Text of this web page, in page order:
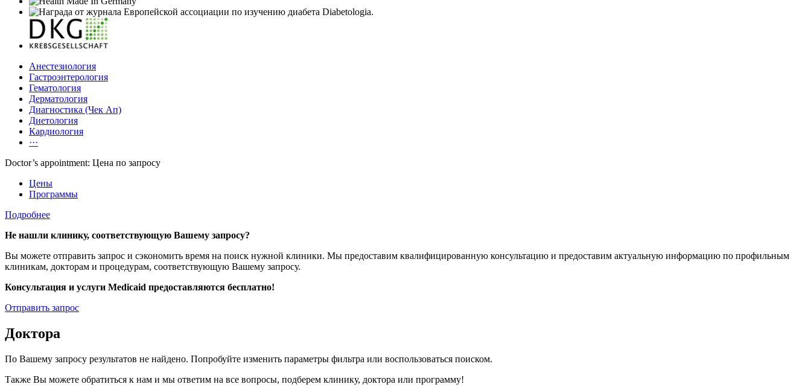
Анестезиология
Гастроэнтерология
Гематология
Дерматология
Диагностика (Чек Ап)
Диетология
Кардиология
···
Doctor’s appointment: Цена по запросу
Цены
Программы
Подробнее
Не нашли клинику, соответствующую Вашему запросу?
Вы можете отправить запрос и сэкономить время на поиск нужной клиники. Мы предоставим квалифицированную консультацию и предоставим актуальную информацию по профильным
клиникам, докторам и процедурам, соответствующую Вашему запросу.
Консультация и услуги Medicaid предоставляются бесплатно!
Отправить запрос
Доктора
По Вашему запросу результатов не найдено. Попробуйте изменить параметры фильтра или воспользоваться поиском.
Также Вы можете обратиться к нам и мы ответим на все вопросы, подберем клинику, доктора или программу!